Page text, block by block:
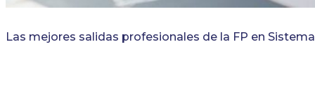
Las mejores salidas profesionales de la FP en